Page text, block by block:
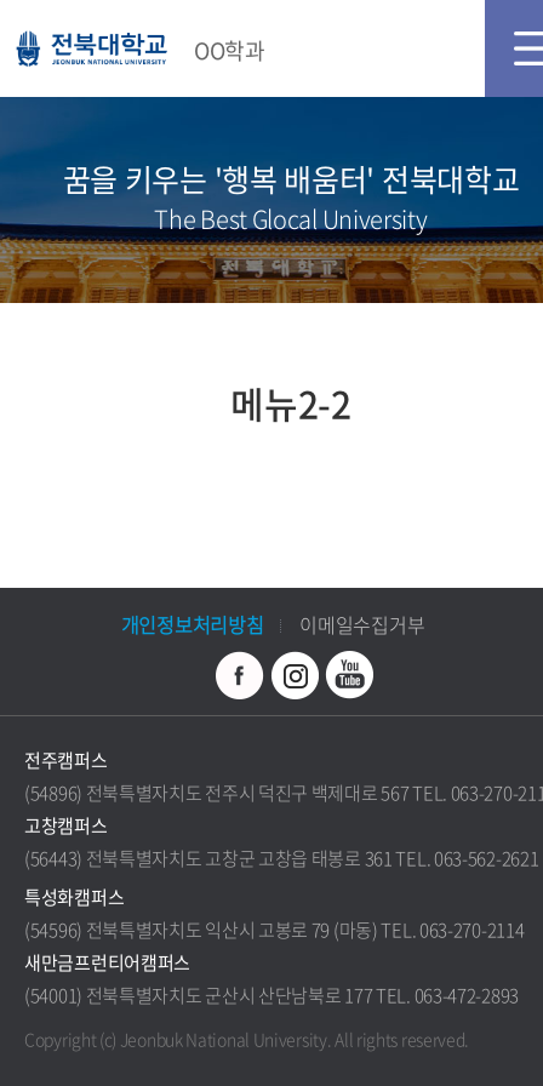
OO학과
꿈을 키우는 '행복 배움터' 전북대학교
The Best Glocal University
메뉴2-2
개인정보처리방침 이메일수집거부
전주캠퍼스
(54896) 전북특별자치도 전주시 덕진구 백제대로 567 TEL. 063-270-
고창캠퍼스
(56443) 전북특별자치도 고창군 고창읍 태봉로 361 TEL. 063-562-2621
특성화캠퍼스
(54596) 전북특별자치도 익산시 고봉로 79 (마동) TEL. 063-270-2114
새만금프런티어캠퍼스
(54001) 전북특별자치도 군산시 산단남북로 177 TEL. 063-472-2893
Copyright (c) Jeonbuk National University.All rights reserved.